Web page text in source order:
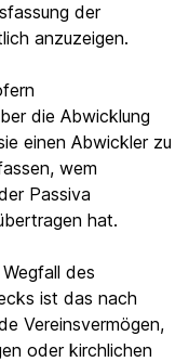
der
anzuzeigen.
die Abwicklung
einen Abwickler zu
wem
Passiva
hat.
des
ist das nach
Vereinsvermögen,
oder kirchlichen